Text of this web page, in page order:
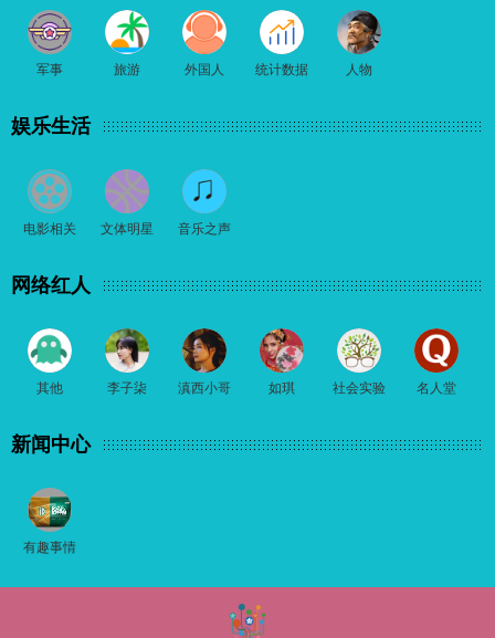
军事 旅游 外国人 统计数据 人物
娱乐生活
电影相关 文体明星 音乐之声
网络红人
其他 李子柒 滇西小哥 如琪 社会实验 名人堂
新闻中心
有趣事情